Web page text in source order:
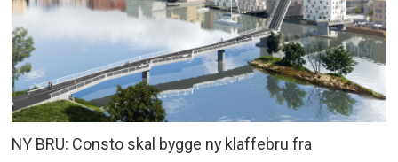
NY BRU: Consto skal bygge ny klaffebru fra